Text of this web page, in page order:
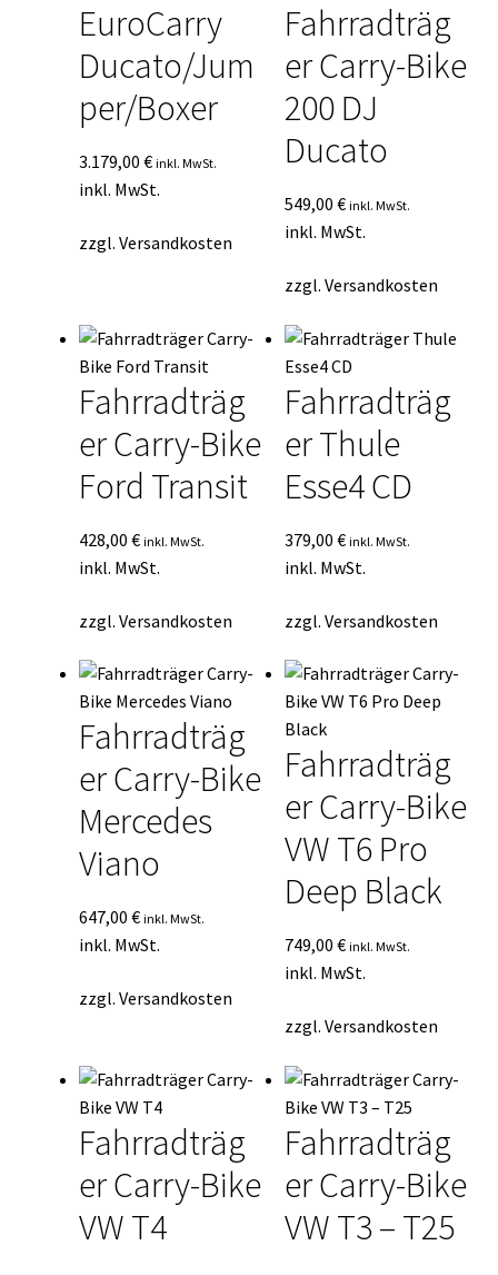
EuroCarry
Ducato/Jum
per/Boxer
3.179,00 € inkl. MwSt.
inkl. MwSt.
zzgl. Versandkosten
Fahrradträg
er Carry-Bike
200 DJ
Ducato
549,00€ inkl. MwSt.
inkl. MwSt.
zzgl.Versandkosten
Fahrradträg
er Carry-Bike
Ford Transit
428,00 € inkl. MwSt.
inkl. MwSt.
zzgl. Versandkosten
Fahrradträg
er Thule
Esse4 CD
379,00€ inkl. MwSt.
inkl. MwSt.
zzgl.Versandkosten
Fahrradträg
er Carry-Bike
Mercedes
Viano
647,00 € inkl. MwSt.
inkl. MwSt.
zzgl. Versandkosten
Fahrradträg
er Carry-Bike
VW T6 Pro
Deep Black
749,00€ inkl. MwSt.
inkl. MwSt.
zzgl.Versandkosten
Fahrradträg
er Carry-Bike
VW T4
Fahrradträg
er Carry-Bike
VW T3 – T25